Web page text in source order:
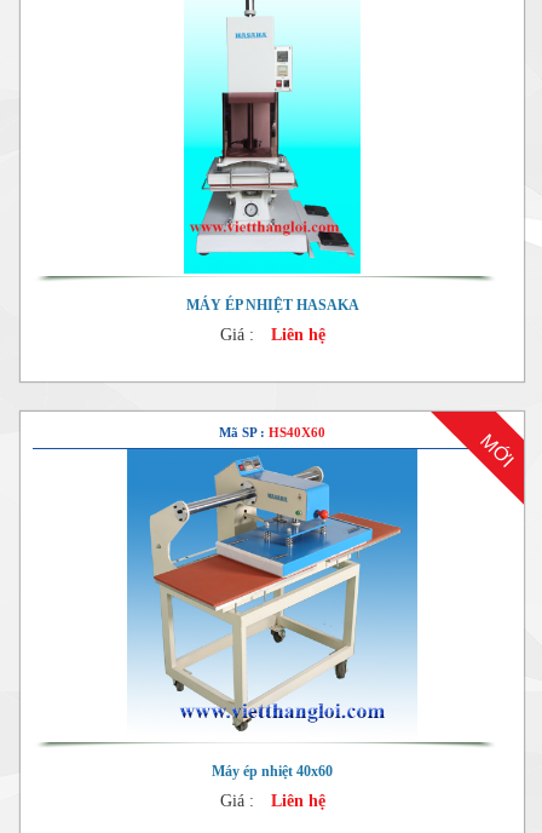
MÁY ÉP NHIỆT HASAKA
Giá : Liên hệ
Mã SP : HS40X60 MỚI
Máy ép nhiệt 40x60
Giá : Liên hệ